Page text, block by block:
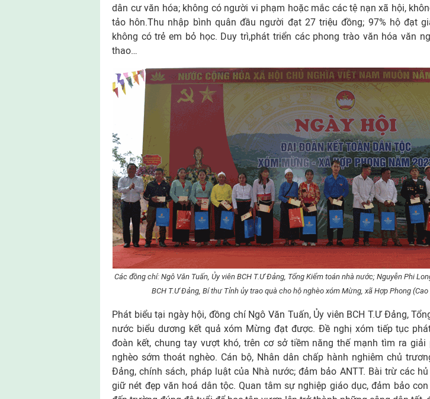
dân cư văn hóa; không có người vi phạm hoặc mắc các tệ nạn xã hội,
tảo hôn.Thu nhập bình quân đầu người đạt 27 triệu đồng; 97% hộ đạt
không có trẻ em bỏ học. Duy trì,phát triển các phong trào văn hóa văn
thao…
Các đồng chí: Ngô Văn Tuấn, Ủy viên BCH T.Ư Đảng, Tổng Kiểm toán nhà nước; Nguyễn Phi
BCH T.Ư Đảng, Bí thư Tỉnh ủy trao quà cho hộ nghèo xóm Mừng, xã Hợp Phong (Cao
Phát biểu tại ngày hội, đồng chí Ngô Văn Tuấn, Ủy viên BCH T.Ư Đảng,
nước biểu dương kết quả xóm Mừng đạt được. Đề nghị xóm tiếp tục
đoàn kết, chung tay vượt khó, trên cơ sở tiềm năng thế mạnh tìm ra giải
nghèo sớm thoát nghèo. Cán bộ, Nhân dân chấp hành nghiêm chủ
Đảng, chính sách, pháp luật của Nhà nước; đảm bảo ANTT. Bài trừ các
giữ nét đẹp văn hoá dân tộc. Quan tâm sự nghiệp giáo dục, đảm bảo